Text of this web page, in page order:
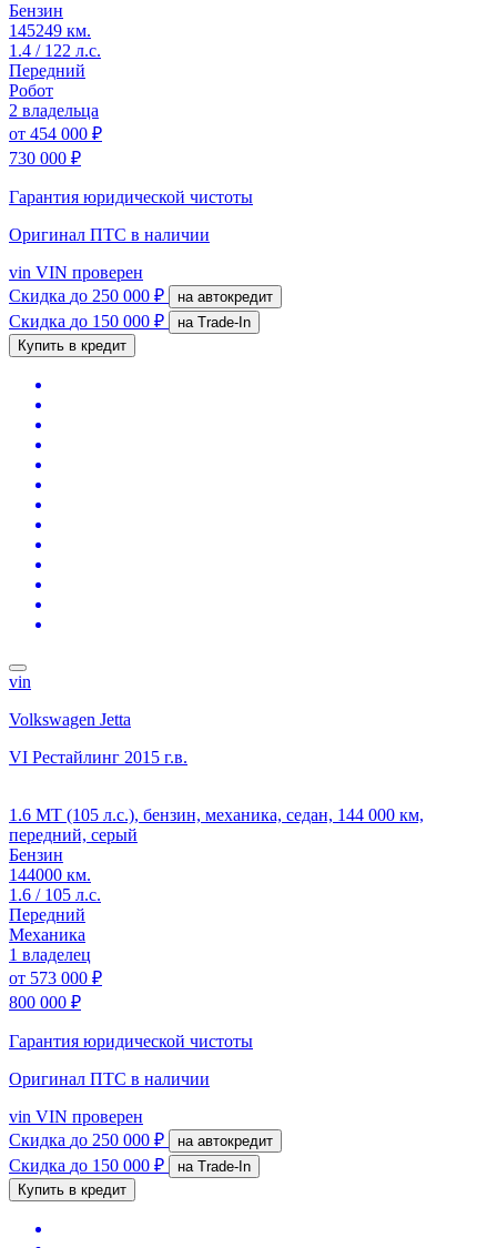
Бензин
145249 км.
1.4 / 122 л.с.
Передний
Робот
2 владельца
от 454 000 ₽
730 000 ₽
Гарантия юридической чистоты
Оригинал ПТС в наличии
vin VIN проверен
Скидка до 250 000 ₽ на автокредит
Скидка до 150 000 ₽
на Trade-In
Купить в кредит
vin
Volkswagen Jetta
VI Рестайлинг 2015 г.в.
1.6 MT (105 л.с.), бензин, механика, седан, 144 000 км,
передний, серый
Бензин
144000 км.
1.6 / 105 л.с.
Передний
Механика
1 владелец
от 573 000 ₽
800 000 ₽
Гарантия юридической чистоты
Оригинал ПТС в наличии
vin VIN проверен
Скидка до 250 000 ₽ на автокредит
Скидка до 150 000 ₽
на Trade-In
Купить в кредит